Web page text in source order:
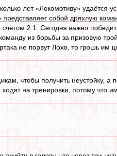
лет «Локомотиву» удаётся
собой дряхлую
2:1. Сегодня важно
из борьбы за призовую
не порвут Лохо, то грошь им
чтобы получить неустойку,
на тренировки, потому что